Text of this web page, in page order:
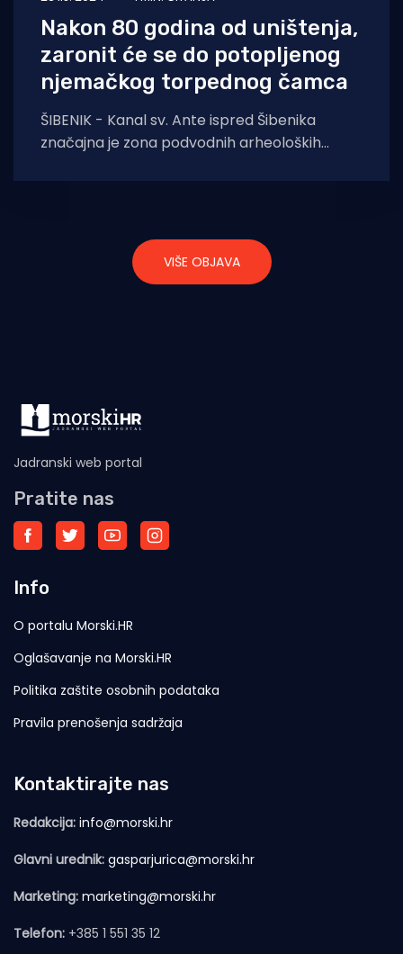
Nakon 80 godina od uništenja,
zaronit će se do potopljenog
njemačkog torpednog čamca
ŠIBENIK - Kanal sv. Ante ispred Šibenika
značajna je zona podvodnih arheoloških
kulturna dobra . Nakon 80
VIŠE OBJAVA
Jadranski web portal
Pratite nas
Info
O portalu Morski.HR
Oglašavanje na Morski.HR
Politika zaštite osobnih podataka
Pravila prenošenja sadržaja
Kontaktirajte nas
Redakcija: info@morski.hr
Glavni urednik: gasparjurica@morski.hr
Marketing: marketing@morski.hr
Telefon: +385 1 551 35 12